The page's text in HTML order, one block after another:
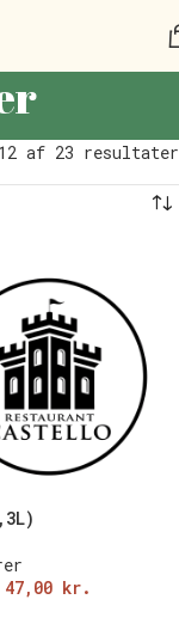
af 23 resultater
47,00 kr.